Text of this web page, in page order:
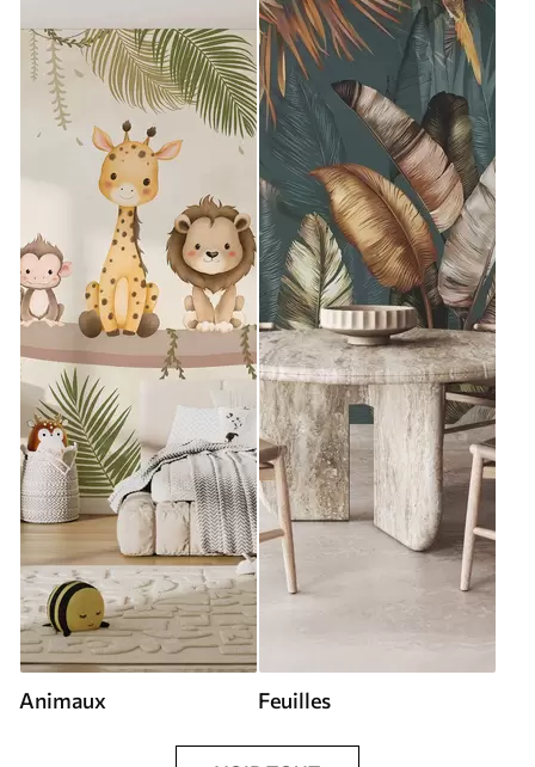
Animaux Feuilles